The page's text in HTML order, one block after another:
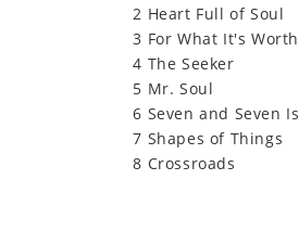
2 Heart Full of Soul
3 For What It's Worth
4 The Seeker
5 Mr. Soul
6 Seven and Seven Is
7 Shapes of Things
8 Crossroads